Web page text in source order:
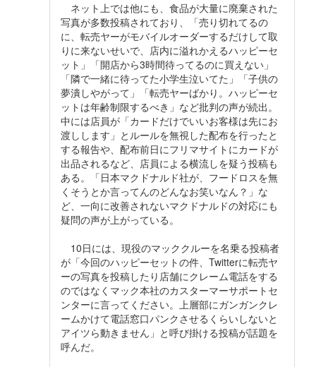
ネット上では他にも、食品が大量に廃棄された
写真が多数投稿されており、「売り切れてるの
に、転売ヤーがモバイルオーダーするだけして取
りに来ないせいで、店内に溢れかえるハッピーセ
ット」「開店から3時間待ってるのに買えない」
「隣で一緒に待ってた小学生泣いてた」「子供の
夢潰しやがって」「転売ヤーばかり。ハッピーセ
ットは年齢制限するべき」など批判の声が続出。
中には店員が「カードだけでいいお客様は先にお
渡しします」とルールを無視した配布を行ったと
する報告や、配布前日にフリマサイトにカードが
出品されるなど、店員による横流しを疑う投稿も
ある。「日本マクドナルド社が、フードロスを無
くそうとか言ってんのどんなお笑いなん？」な
ど、一向に改善されないマクドナルドの対応にも
疑問の声が上がっている。
10日には、現役のマッククルーを名乗る投稿者
が「今回のハッピーセットの件、Twitterに転売ヤ
ーの写真を投稿したり店舗にクレーム電話をする
のではなくマック本社のカスターマーサポートセ
ンターに言ってください。上層部にガンガンクレ
ームかけて電話窓口パンクさせるくらいしないと
アイツら動きません」と呼び掛ける投稿が話題を
呼んだ。